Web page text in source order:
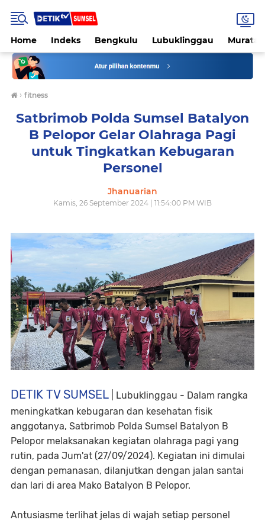
Home Indeks Bengkulu Lubuklinggau
› fitness
Satbrimob Polda Sumsel Batalyon
B Pelopor Gelar Olahraga Pagi
untuk Tingkatkan Kebugaran
Personel
Jhanuarian
Kamis, 26 September 2024 | 11:54:00 PM WIB
DETIK TV SUMSEL | Lubuklinggau - Dalam rangka
meningkatkan kebugaran dan kesehatan fisik
anggotanya, Satbrimob Polda Sumsel Batalyon B
Pelopor melaksanakan kegiatan olahraga pagi yang
rutin, pada Jum'at (27/09/2024). Kegiatan ini dimulai
dengan pemanasan, dilanjutkan dengan jalan santai
dan lari di area Mako Batalyon B Pelopor.
Antusiasme terlihat jelas di wajah setiap personel